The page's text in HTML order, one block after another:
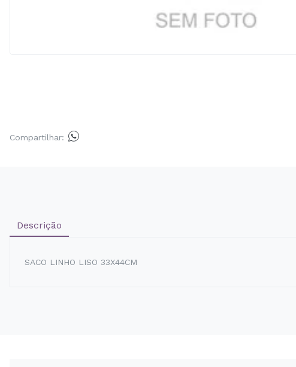
Compartilhar:
Descrição
SACO LINHO LISO 33X44CM